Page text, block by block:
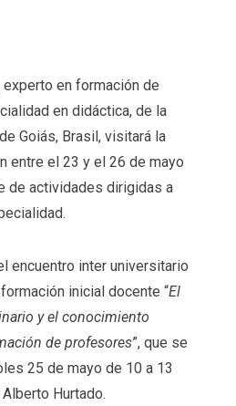
en formación de
en didáctica, de la
Goiás, Brasil, visitará la
entre el 23 y el 26 de mayo
de actividades dirigidas a
encuentro inter universitario
inicial docente “El
y el conocimiento
de profesores”, que se
25 de mayo de 10 a 13
Hurtado.